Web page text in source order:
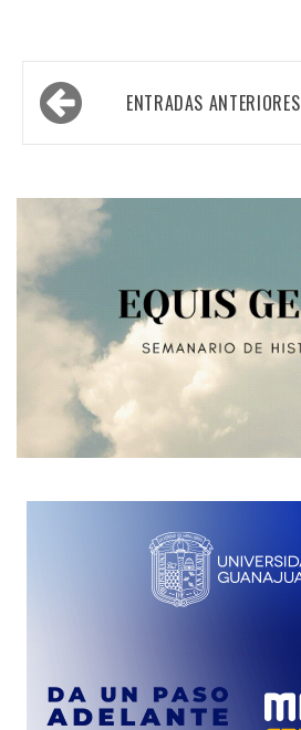
Navegación
de ENTRADAS ANTERIORES